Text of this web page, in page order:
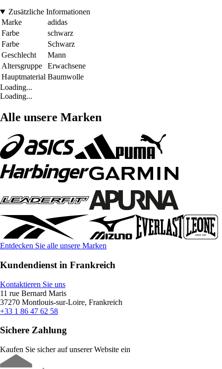
Zusätzliche Informationen
Marke
adidas
Farbe
schwarz
Farbe
Schwarz
Geschlecht
Mann
Altersgruppe
Erwachsene
Hauptmaterial Baumwolle
Loading...
Loading...
Alle unsere Marken
Entdecken Sie alle unsere Marken
Kundendienst in Frankreich
Kontaktieren Sie uns
11 rue Bernard Maris
37270 Montlouis-sur-Loire, Frankreich
+33 1 86 47 62 58
Sichere Zahlung
Kaufen Sie sicher auf unserer Website ein